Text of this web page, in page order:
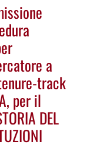
a
track
per il
DEL